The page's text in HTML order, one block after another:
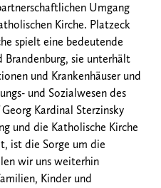
Umgang
Kirche. Platzeck
spielt eine bedeutende
sie unterhält
und Krankenhäuser und
und Sozialwesen des
Kardinal Sterzinsky
und die Katholische Kirche
ist die Sorge um die
wir uns weiterhin
Kinder und